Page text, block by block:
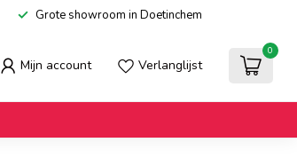
Grote showroom in Doetinchem
Mijn account Verlanglijst
0